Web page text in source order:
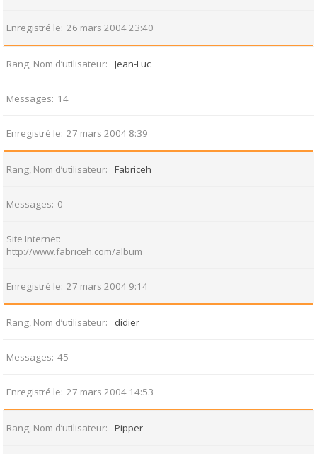
Enregistré le 26 mars 2004 23:40
Rang, Nom d’utilisateur Jean-Luc
Messages 14
Enregistré le 27 mars 2004 8:39
Rang, Nom d’utilisateur Fabriceh
Messages 0
Site Internet
http://www.fabriceh.com/album
Enregistré le 27 mars 2004 9:14
Rang, Nom d’utilisateur didier
Messages 45
Enregistré le 27 mars 2004 14:53
Rang, Nom d’utilisateur Pipper